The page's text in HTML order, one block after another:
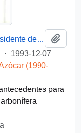
Memorándum Nº51/93 a S.E. El Presidente de la República de parte del Ministro Presidente de la Comisión Nacional de Energía
· 1993-12-07
(1990-
para